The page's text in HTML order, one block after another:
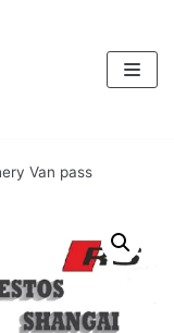
Van pass